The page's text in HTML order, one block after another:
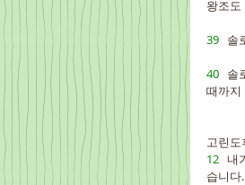
왕조도
39 솔
40 솔
때까지
고린도
12 내
습니다.